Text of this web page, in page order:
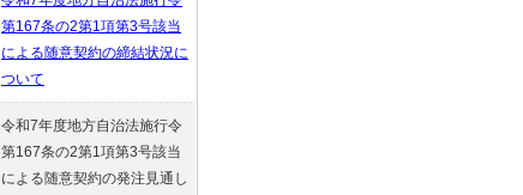
第167条の2第1項第3号該当
による随意契約の締結状況に
ついて
令和7年度地方自治法施行令
第167条の2第1項第3号該当
による随意契約の発注見通し